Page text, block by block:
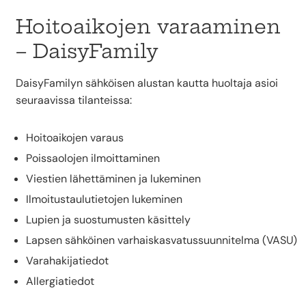
Hoitoaikojen varaaminen
– DaisyFamily
DaisyFamilyn sähköisen alustan kautta huoltaja asioi
seuraavissa tilanteissa:
Hoitoaikojen varaus
Poissaolojen ilmoittaminen
Viestien lähettäminen ja lukeminen
Ilmoitustaulutietojen lukeminen
Lupien ja suostumusten käsittely
Lapsen sähköinen varhaiskasvatussuunnitelma (VASU)
Varahakijatiedot
Allergiatiedot